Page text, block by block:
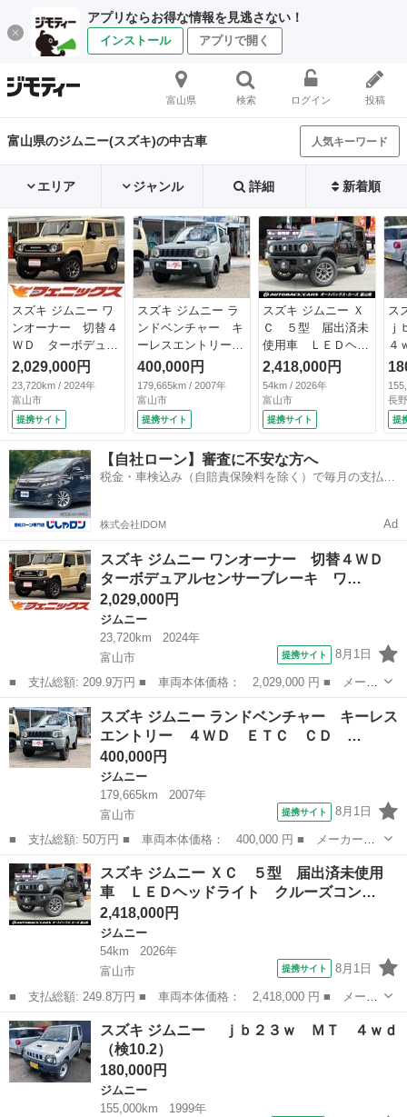
アプリならお得な情報を見逃さない！
インストール アプリで開く
富山県 検索 ログイン 投稿
富山県のジムニー(スズキ)の中古車 人気キーワード
エリア ジャンル 詳細 新着順
スズキ ジムニー ワ
ンオーナー 切替４
ＷＤ ターボデュア
ルセンサーブレー
キ ワンオーナー☆
切替４ＷＤ☆ターボ
☆オプションフロン
トグリル☆デュアル
センサーブレーキサ
ポート☆クルーズコ
ントロール☆９イン
チディスプレイ☆Ｂ
ｌｕｅｔｏｏｔｈ☆
オートハイビーム☆
シートヒーター☆試
乗ＯＫ （検9.9）
2,029,000円
23,720km / 2024年
富山市
提携サイト
スズキ ジムニー ラ
ンドベンチャー キ
ーレスエントリー
４ＷＤ ＥＴＣ Ｃ
Ｄ アルミホイー
ル 革シート シー
トヒーター 運転
席・助手席エアバッ
ク ＡＢＳ 衝突安
全ボディ エアコ
ン パワーウインド
400,000円
179,665km / 2007年
富山市
提携サイト
スズキ ジムニー Ｘ
Ｃ ５型 届出済未
使用車 ＬＥＤヘッ
ドライト クルーズ
コントロール スズ
キセーフティサポー
ト （検11.7）
2,418,000円
54km / 2026年
富山市
提携サイト
ス
４
長
提
【自社ローン】審査に不安な方へ
税金・車検込み（自賠責保険料を除く）で毎月の支払額
株式会社IDOM Ad
スズキ ジムニー ワンオーナー 切替４ＷＤ
ターボデュアルセンサーブレーキ ワ…
2,029,000円
ジムニー
23,720km
2024年
富山市
提携サイト 8月1日
■ 支払総額: 209.9万円 ■ 車両本体価格： 2,029,000 円 ■ メーカ
ー名： スズキ ■ 車種名： ジムニー ■ グレード名： ワンオー
ナー 切替４ＷＤ ターボデュアルセンサーブレーキ ワンオーナー
☆切替４...
富山 富山市 ジムニー
スズキ ジムニー ランドベンチャー キーレス
エントリー ４ＷＤ ＥＴＣ ＣＤ …
400,000円
ジムニー
179,665km
2007年
富山市
提携サイト 8月1日
■ 支払総額: 50万円 ■ 車両本体価格： 400,000 円 ■ メーカー
名： スズキ ■ 車種名： ジムニー ■ グレード名： ランドベン
チャー キーレスエントリー ４ＷＤ ＥＴＣ ＣＤ アルミホイー
ル 革シート シ...
富山 富山市 ジムニー
スズキ ジムニー ＸＣ ５型 届出済未使用
車 ＬＥＤヘッドライト クルーズコン…
2,418,000円
ジムニー
54km
2026年
富山市
提携サイト 8月1日
■ 支払総額: 249.8万円 ■ 車両本体価格： 2,418,000 円 ■ メーカ
ー名： スズキ ■ 車種名： ジムニー ■ グレード名： ＸＣ ５
型 届出済未使用車 ＬＥＤヘッドライト クルーズコントロール
スズキセ...
富山 富山市 ジムニー
スズキ ジムニー ｊｂ２３ｗ ＭＴ ４ｗｄ
（検10.2）
180,000円
ジムニー
155,000km
1999年